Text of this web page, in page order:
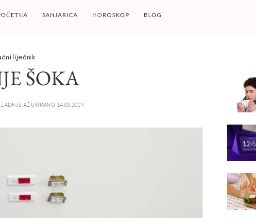
SANJARICA HOROSKOP BLOG
liječnik
ŠOKA
ZADNJE AŽURIRANO 14.03.2019.